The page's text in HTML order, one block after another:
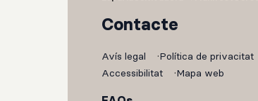
Contacte
Avís legal Política de privacitat
Accessibilitat
Mapa web